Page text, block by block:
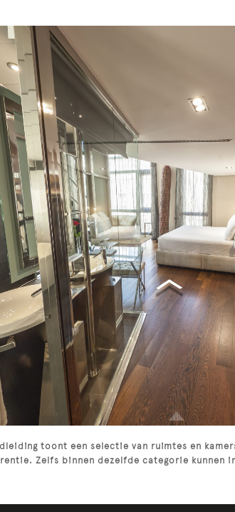
toont een selectie van ruimtes en
Zelfs binnen dezelfde categorie kunnen